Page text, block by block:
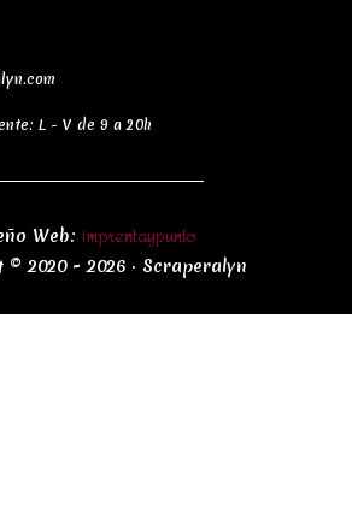
L - V de 9 a 20h
Web: Imprentaypunto
© 2020 - 2026 · Scraperalyn